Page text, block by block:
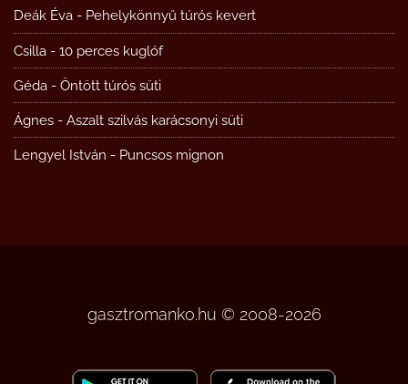
Deák Éva - Pehelykönnyű túrós kevert
Csilla - 10 perces kuglóf
Géda - Öntött túrós süti
Ágnes - Aszalt szilvás karácsonyi süti
Lengyel István - Puncsos mignon
gasztromanko.hu © 2008-2026